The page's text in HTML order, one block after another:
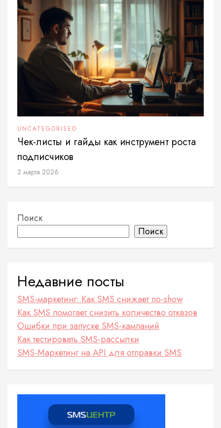
UNCATEGORISED
Чек-листы и гайды как инструмент роста
подписчиков
2 марта 2026
Поиск
Поиск
Недавние посты
SMS-маркетинг: Как SMS снижает no-show
Как SMS помогает снизить количество отказов
Ошибки при запуске SMS-кампаний
Как тестировать SMS-рассылки
SMS-Маркетинг на API для отправки SMS